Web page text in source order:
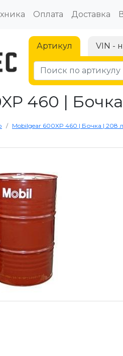
Оплата Доставка
Артикул VIN -
460 |
Mobilgear 600XP 460 | Бочка | 208